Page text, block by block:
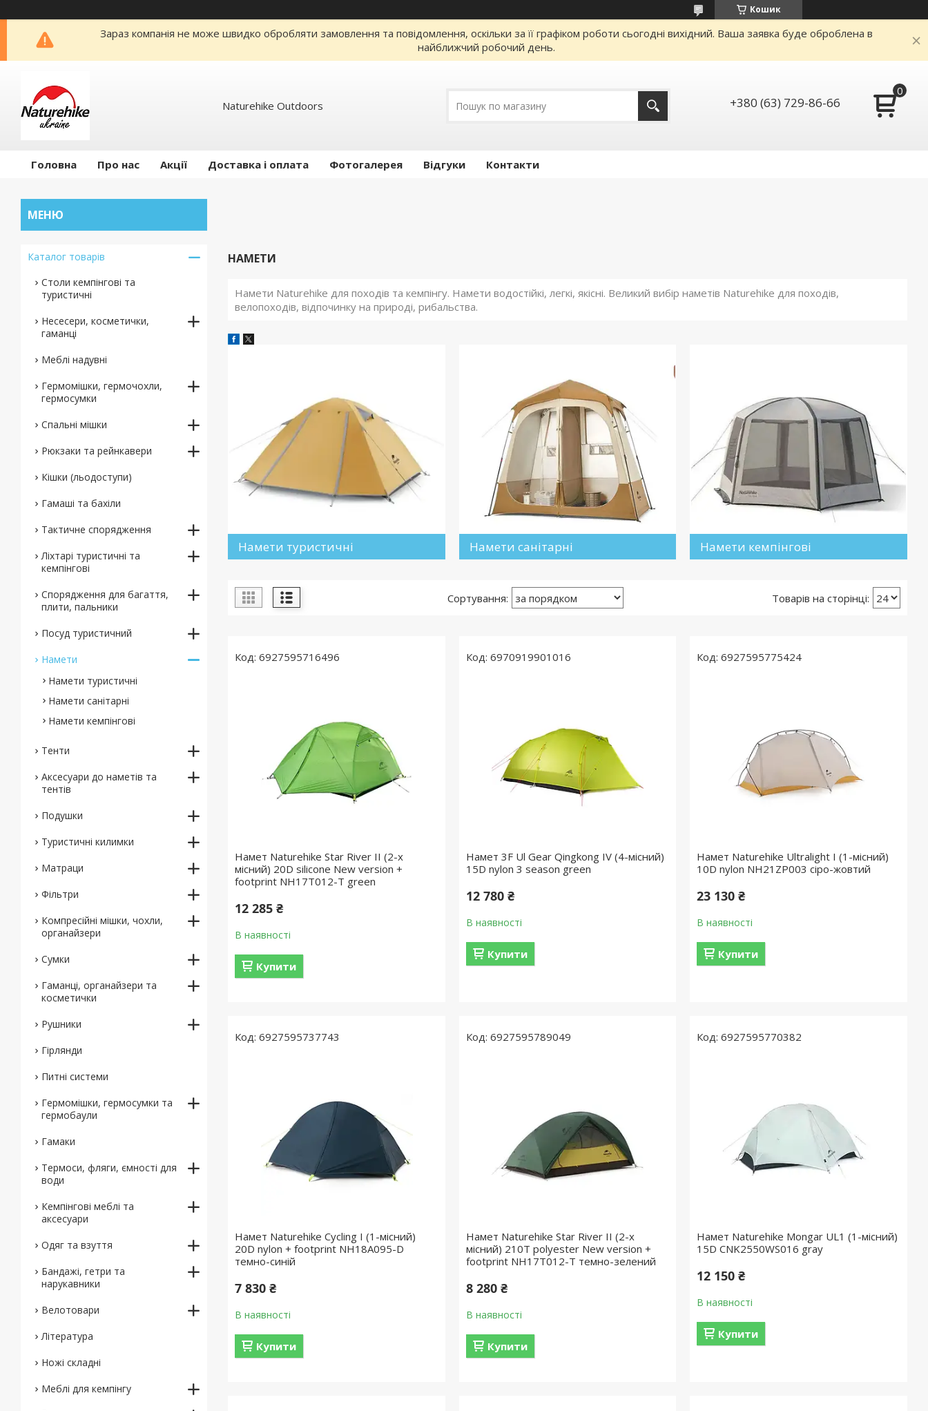
Кошик
Зараз компанія не може швидко обробляти замовлення та повідомлення, оскільки за її графіком роботи сьогодні вихідний. Ваша заявка буде оброблена в
найближчий робочий день.
Naturehike Outdoors +380 (63) 729-86-66
Головна Про нас Акції Доставка і оплата Фотогалерея Відгуки Контакти
НАМЕТИ
Намети Naturehike для походів та кемпінгу. Намети водостійкі, легкі, якісні. Великий вибір наметів Naturehike для походів,
велопоходів, відпочинку на природі, рибальства.
Намети туристичні Намети санітарні Намети кемпінгові
6927595716496
Намет Naturehike Star River II (2-х
місний) 20D silicone New version +
footprint NH17T012-T green
12 285 ₴
В наявності
Купити
6970919901016
Намет 3F Ul Gear Qingkong IV (4-місний)
15D nylon 3 season green
12 780 ₴
В наявності
Купити
6927595775424
Намет Naturehike Ultralight I (1-місний)
10D nylon NH21ZP003 сіро-жовтий
23 130 ₴
В наявності
Купити
6927595737743
Намет Naturehike Cycling I (1-місний)
20D nylon + footprint NH18A095-D
темно-синій
7 830 ₴
В наявності
Купити
6927595789049
Намет Naturehike Star River II (2-х
місний) 210T polyester New version +
footprint NH17T012-T темно-зелений
8 280 ₴
В наявності
Купити
6927595770382
Намет Naturehike Mongar UL1 (1-місний)
15D CNK2550WS016 gray
12 150 ₴
В наявності
Купити
Каталог товарів
Столи кемпінгові та
туристичні
Несесери, косметички,
гаманці
Меблі надувні
Гермомішки, гермочохли,
гермосумки
Спальні мішки
Рюкзаки та рейнкавери
Кішки (льодоступи)
Гамаші та бахіли
Тактичне спорядження
Ліхтарі туристичні та
кемпінгові
Спорядження для багаття,
плити, пальники
Посуд туристичний
Намети
Намети туристичні
Намети санітарні
Намети кемпінгові
Тенти
Аксесуари до наметів та
тентів
Подушки
Туристичні килимки
Матраци
Фільтри
Компресійні мішки, чохли,
органайзери
Сумки
Гаманці, органайзери та
косметички
Рушники
Гірлянди
Питні системи
Гермомішки, гермосумки та
гермобаули
Гамаки
Термоси, фляги, ємності для
води
Кемпінгові меблі та
аксесуари
Одяг та взуття
Бандажі, гетри та
нарукавники
Велотовари
Література
Ножі складні
Меблі для кемпінгу